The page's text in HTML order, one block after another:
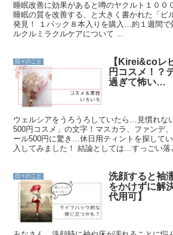
睡眠改善に効果があると噂のヤクルト１０
睡眠の質を改善する、と大きく書かれた「ピ
発見！ １パック８本入りを購入…約１週間で
ルクルミラクルケアについて ...
日々のこと
【Kirei&coレ
円コスメ！？
過ぎて怖い…
ウェルシアをうろうろしていたら…見慣れな
500円コスメ」の文字！マスカラ、ファンデ
ール500円に驚き…休日用ティントを探して
入してみました！ 結論としては…すっごい落
日々のこと
洗顔すると袖
をかけずに解
代用可】